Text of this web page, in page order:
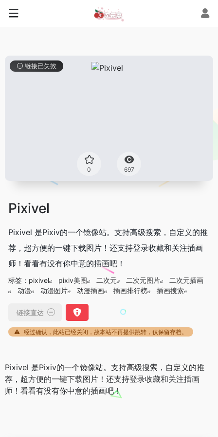
0 697
链接已失效
Pixivel
Pixivel 是Pixiv的一个镜像站。支持高级搜索，自定义的推
荐，超方便的一键下载图片！还支持登录收藏和关注插画
师！看看有没有你中意的插画吧！
标签： pixivel pixiv美图 二次元 二次元图片
二次元插画
动漫
动漫图片 动漫插画 插画排行榜 插画搜索
链接直达
经过确认，此站已经关闭，故本站不再提供跳转，仅保留存档。
Pixivel 是Pixiv的一个镜像站。支持高级搜索，自定义的推
荐，超方便的一键下载图片！还支持登录收藏和关注插画
师！看看有没有你中意的插画吧！